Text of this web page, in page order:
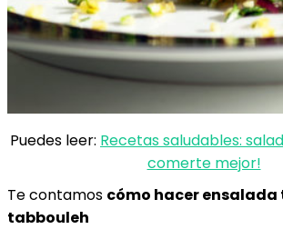
Puedes leer: Recetas saludables:
comerte mejor!
Te contamos cómo hacer ensalada
tabbouleh